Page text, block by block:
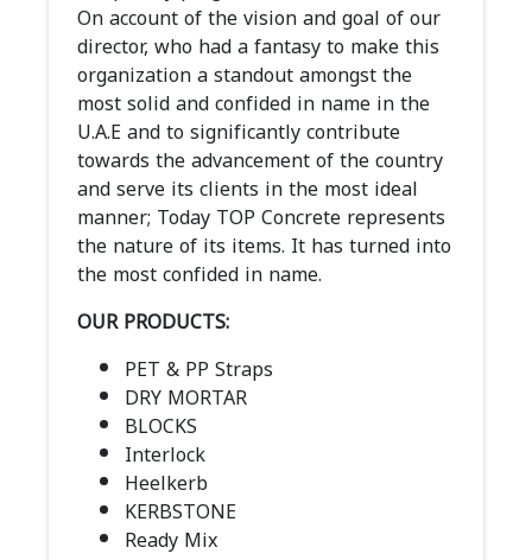
On account of the vision and goal of our
director, who had a fantasy to make this
organization a standout amongst the
most solid and confided in name in the
U.A.E and to significantly contribute
towards the advancement of the country
and serve its clients in the most ideal
manner; Today TOP Concrete represents
the nature of its items. It has turned into
the most confided in name.
OUR PRODUCTS:
PET & PP Straps
DRY MORTAR
BLOCKS
Interlock
Heelkerb
KERBSTONE
Ready Mix